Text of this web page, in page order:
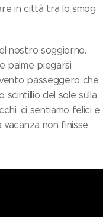
in città tra lo smog
nostro soggiorno.
palme piegarsi
passeggero che
del sole sulla
ci sentiamo felici e
non finisse